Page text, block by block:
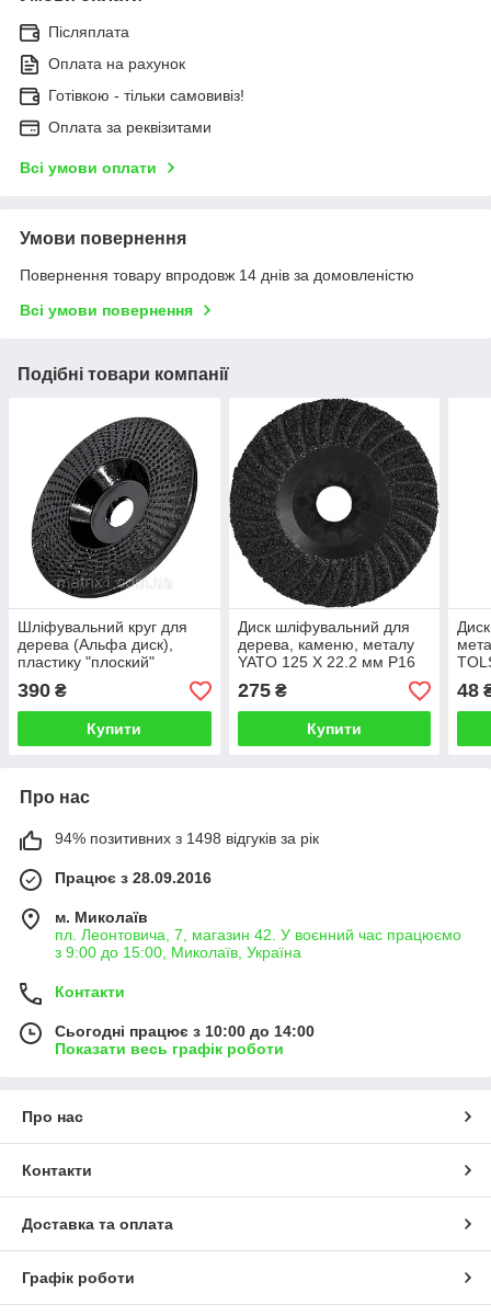
Післяплата
Оплата на рахунок
Готівкою - тільки самовивіз!
Оплата за реквізитами
Всі умови оплати
Умови повернення
Повернення товару впродовж 14 днів за домовленістю
Всі умови повернення
Подібні товари компанії
Шліфувальний круг для
дерева (Альфа диск),
пластику "плоский"
125х22,2 мм Drillpro Black
390 ₴
Купити
Диск шліфувальний для
дерева, каменю, металу
YATO 125 X 22.2 мм Р16
YT-83261
275₴
Купити
48
Про нас
94% позитивних з 1498 відгуків за рік
Працює з 28.09.2016
м. Миколаїв
пл. Леонтовича, 7, магазин 42. У воєнний час працюємо
з 9:00 до 15:00, Миколаїв, Україна
Контакти
Сьогодні працює з 10:00 до 14:00
Показати весь графік роботи
Про нас
Контакти
Доставка та оплата
Графік роботи